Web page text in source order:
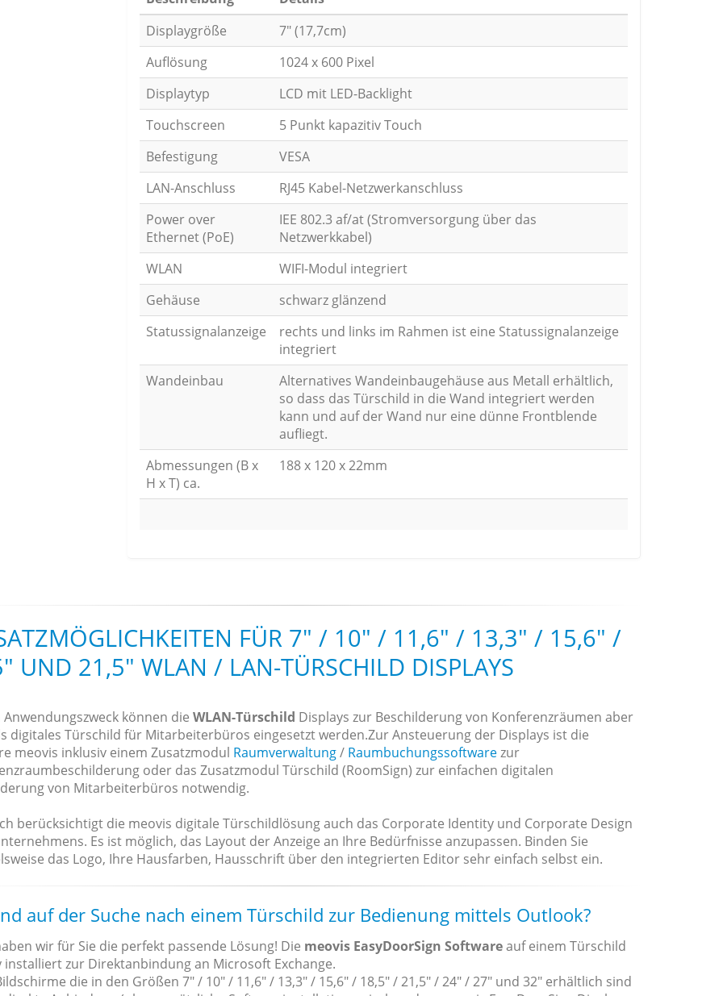
Displaygröße
7" (17,7cm)
Auflösung
1024 x 600 Pixel
Displaytyp
LCD mit LED-Backlight
Touchscreen
5 Punkt kapazitiv Touch
Befestigung
VESA
LAN-Anschluss
RJ45 Kabel-Netzwerkanschluss
Power over
Ethernet (PoE)
IEE 802.3 af/at (Stromversorgung über das
Netzwerkkabel)
WLAN
WIFI-Modul integriert
Gehäuse
schwarz glänzend
Statussignalanzeige
rechts und links im Rahmen ist eine Statussignalanzeige
integriert
Wandeinbau
Alternatives Wandeinbaugehäuse aus Metall erhältlich,
so dass das Türschild in die Wand integriert werden
kann und auf der Wand nur eine dünne Frontblende
aufliegt.
Abmessungen (B x
H x T) ca.
188 x 120 x 22mm
FÜR 7" / 10" / 11,6" / 13,3" / 15,6" /
UND 21,5" WLAN / LAN-TÜRSCHILD DISPLAYS
Anwendungszweck können die WLAN-Türschild Displays zur Beschilderung von Konferenzräumen aber
digitales Türschild für Mitarbeiterbüros eingesetzt werden.Zur Ansteuerung der Displays ist die
meovis inklusiv einem Zusatzmodul Raumverwaltung/ Raumbuchungssoftwarezur
oder das Zusatzmodul Türschild (RoomSign) zur einfachen digitalen
von Mitarbeiterbüros notwendig.
berücksichtigt die meovis digitale Türschildlösung auch das Corporate Identity und Corporate Design
Es ist möglich, das Layout der Anzeige an Ihre Bedürfnisse anzupassen. Binden Sie
das Logo, Ihre Hausfarben, Hausschrift über den integrierten Editor sehr einfach selbst ein.
auf der Suche nach einem Türschild zur Bedienung mittels Outlook?
wir für Sie die perfekt passende Lösung! Die meovis EasyDoorSign Softwareauf einem Türschild
installiert zur Direktanbindung an Microsoft Exchange.
die in den Größen 7" / 10" / 11,6" / 13,3" / 15,6" / 18,5" / 21,5" / 24" / 27" und 32" erhältlich sind